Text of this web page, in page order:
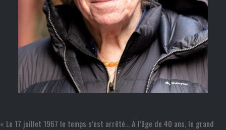
« Le 17 juillet 1967 le temps s’est arrêté… A l’âge de 40 ans, le grand